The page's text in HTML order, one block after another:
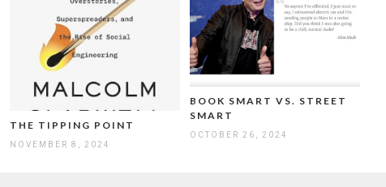
THE TIPPING POINT
NOVEMBER 8, 2024
BOOK SMART VS. STREET
SMART
OCTOBER 26, 2024